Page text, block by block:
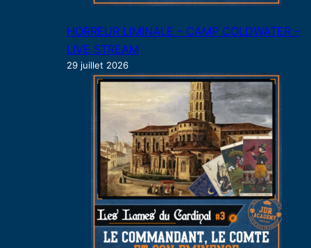
HORREUR LIMINALE – CAMP COLDWATER –
LIVE STREAM
29 juillet 2026